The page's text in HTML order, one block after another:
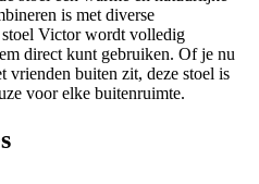
is met diverse
Victor wordt volledig
direct kunt gebruiken. Of je nu
vrienden buiten zit, deze stoel is
voor elke buitenruimte.